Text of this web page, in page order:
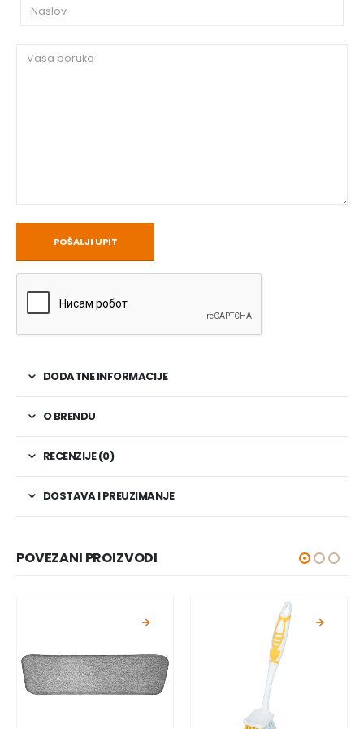
DODATNE INFORMACIJE
O BRENDU
RECENZIJE (0)
DOSTAVA I PREUZIMANJE
POVEZANI PROIZVODI